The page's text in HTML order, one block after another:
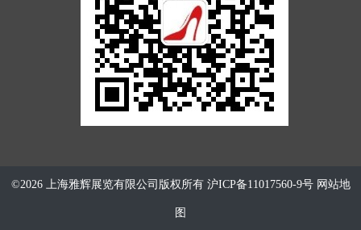
©2026 上海雅辉展览有限公司版权所有 沪ICP备11017560-9号 网站地
图